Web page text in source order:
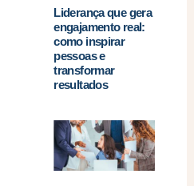
Liderança que gera
engajamento real:
como inspirar
pessoas e
transformar
resultados